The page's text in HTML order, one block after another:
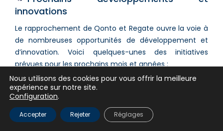
innovations
Le rapprochement de Qonto et Regate ouvre la voie à
de nombreuses opportunités de développement et
d’innovation. Voici quelques-unes des initiatives
prévues pour les prochains mois et années :
1. Automatisation et intelligence artificielle
Automatisation accrue
artificielle pour automatiser encore plus de
Nous utilisons des cookies pour vous offrir la meilleure
expérience sur notre site.
Configuration.
Accepter Rejeter Réglages